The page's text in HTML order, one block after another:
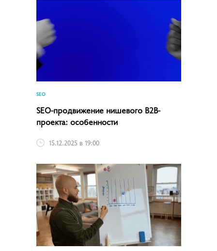
SEO
SEO-продвижение нишевого B2B-
проекта: особенности
15.12.2025 в 19:00